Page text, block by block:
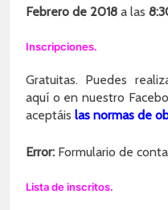
Febrero de 2018 a las
Inscripciones.
Gratuitas. Puedes
aquí o en nuestro
aceptáis las normas de
Error: Formulario de
Lista de inscritos.